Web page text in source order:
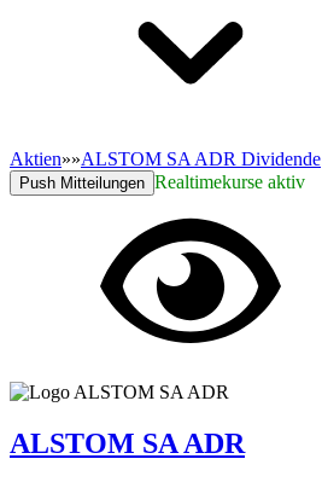
Aktien»»ALSTOM SA ADR Dividende
Push Mitteilungen Realtimekurse aktiv
ALSTOM SA ADR